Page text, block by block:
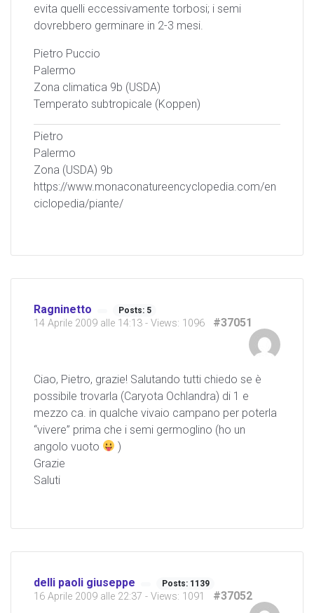
evita quelli eccessivamente torbosi; i semi
dovrebbero germinare in 2-3 mesi.
Pietro Puccio
Palermo
Zona climatica 9b (USDA)
Temperato subtropicale (Koppen)
Pietro
Palermo
Zona (USDA) 9b
https://www.monaconatureencyclopedia.com/en
ciclopedia/piante/
Ragninetto Posts: 5
14 Aprile 2009 alle 14:13 - Views: 1096 #37051
Ciao, Pietro, grazie! Salutando tutti chiedo se è
possibile trovarla (Caryota Ochlandra) di 1 e
mezzo ca. in qualche vivaio campano per poterla
“vivere” prima che i semi germoglino (ho un
angolo vuoto
)
Grazie
Saluti
delli paoli giuseppe Posts: 1139
16 Aprile 2009 alle 22:37 - Views: 1091 #37052